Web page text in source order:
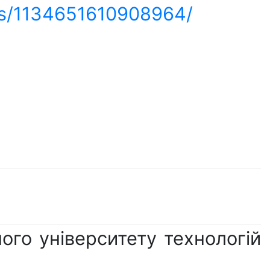
1134651610908964/
університету технологій